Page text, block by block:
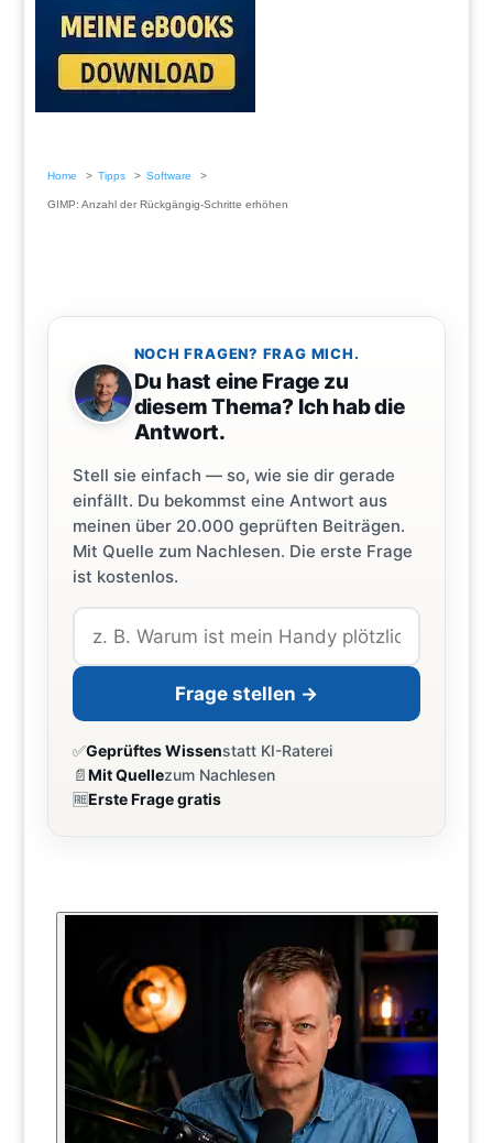
Home Tipps Software
GIMP: Anzahl der Rückgängig-Schritte erhöhen
NOCH FRAGEN? FRAG MICH.
Du hast eine Frage zu
diesem Thema? Ich hab die
Antwort.
Stell sie einfach — so, wie sie dir gerade
einfällt. Du bekommst eine Antwort aus
meinen über 20.000 geprüften Beiträgen.
Mit Quelle zum Nachlesen. Die erste Frage
ist kostenlos.
Frage stellen →
✅Geprüftes Wissenstatt KI-Raterei
📄Mit Quellezum Nachlesen
🆓Erste Frage gratis